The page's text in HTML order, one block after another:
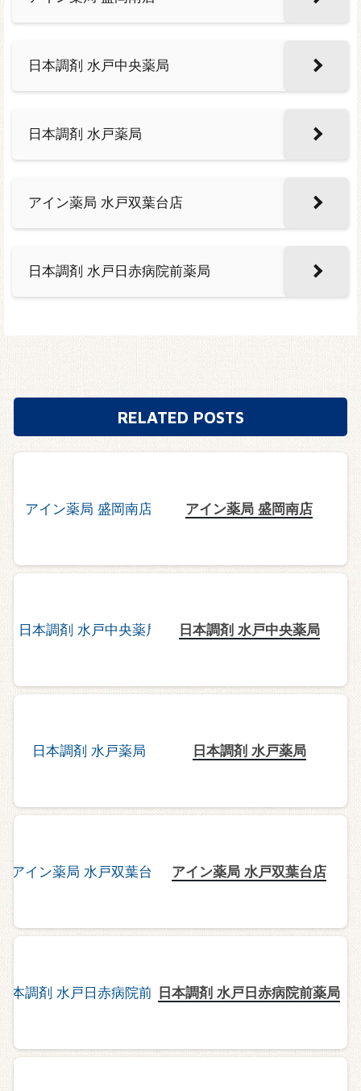
日本調剤 水戸中央薬局
日本調剤 水戸薬局
アイン薬局 水戸双葉台店
日本調剤 水戸日赤病院前薬局
RELATED POSTS
アイン薬局 盛岡南店
日本調剤 水戸中央薬局
日本調剤 水戸薬局
アイン薬局 水戸双葉台店
日本調剤 水戸日赤病院前薬局